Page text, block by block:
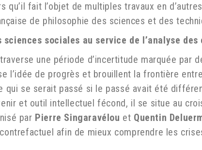
fait l’objet de multiples travaux en
de philosophie des sciences et des
sociales au service de l’analyse
une période d’incertitude marquée par
l’idée de progrès et brouillent la frontière
qui se serait passé si le passé avait été
et outil intellectuel fécond, il se situe au
par Pierre Singaravélou et Quentin
afin de mieux comprendre les